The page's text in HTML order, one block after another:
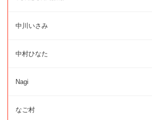
中川いさみ
中村ひなた
Nagi
なご村